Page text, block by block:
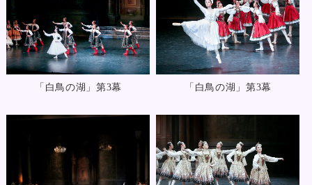
「白鳥の湖」第3幕 「白鳥の湖」第3幕